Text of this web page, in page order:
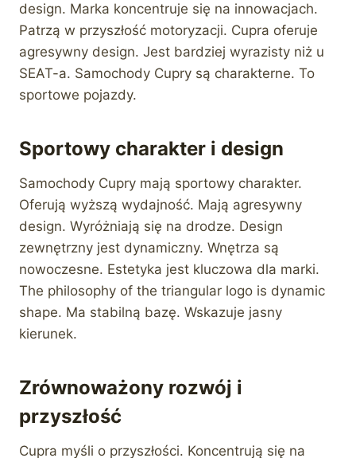
design. Marka koncentruje się na innowacjach.
Patrzą w przyszłość motoryzacji. Cupra oferuje
agresywny design. Jest bardziej wyrazisty niż u
SEAT-a. Samochody Cupry są charakterne. To
sportowe pojazdy.
Sportowy charakter i design
Samochody Cupry mają sportowy charakter.
Oferują wyższą wydajność. Mają agresywny
design. Wyróżniają się na drodze. Design
zewnętrzny jest dynamiczny. Wnętrza są
nowoczesne. Estetyka jest kluczowa dla marki.
The philosophy of the triangular logo is dynamic
shape. Ma stabilną bazę. Wskazuje jasny
kierunek.
Zrównoważony rozwój i
przyszłość
Cupra myśli o przyszłości. Koncentrują się na